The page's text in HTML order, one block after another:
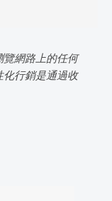
覽網路上的任何
行銷是通過收